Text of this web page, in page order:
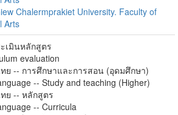
Chalermprakiet University. Faculty of
Arts
เมินหลักสูตร
evaluation
ย -- การศึกษาและการสอน (อุดมศึกษา)
-- Study and teaching (Higher)
ย -- หลักสูตร
-- Curricula